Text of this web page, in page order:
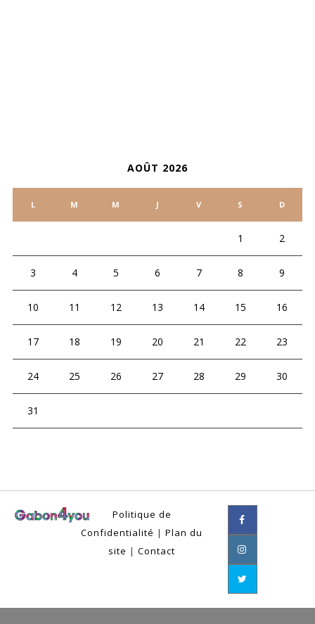
AOÛT 2026
L M M J V S D
1 2
3 4 5 6 7 8 9
10 11 12 13 14 15 16
17 18 19 20 21 22 23
24 25 26 27 28 29 30
31
Politique de
Confidentialité | Plan du
site | Contact